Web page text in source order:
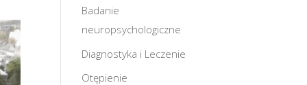
Badanie
neuropsychologiczne
Diagnostyka i Leczenie
Otępienie